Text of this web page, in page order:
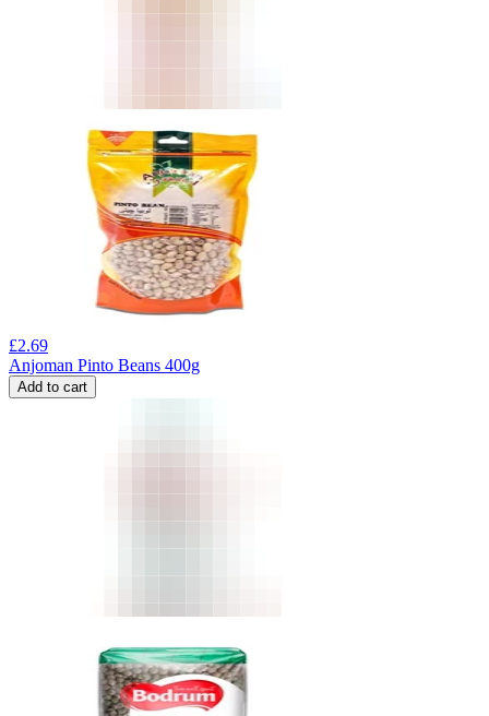
£2.69
Anjoman Pinto Beans 400g
Add to cart